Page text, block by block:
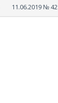
11.06.2019 № 42